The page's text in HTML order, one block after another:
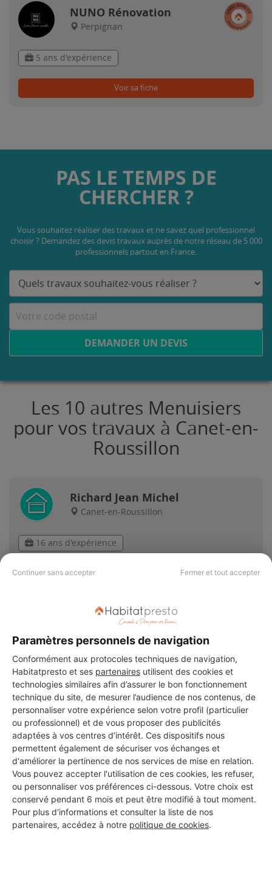
Continuer sans accepter Fermer et tout accepter
Paramètres personnels de navigation
Conformément aux protocoles techniques de navigation,
Habitatpresto et ses partenaires utilisent des cookies et
technologies similaires afin d’assurer le bon fonctionnement
technique du site, de mesurer l’audience de nos contenus, de
personnaliser votre expérience selon votre profil (particulier
ou professionnel) et de vous proposer des publicités
adaptées à vos centres d’intérêt. Ces dispositifs nous
permettent également de sécuriser vos échanges et
d'améliorer la pertinence de nos services de mise en relation.
Vous pouvez accepter l'utilisation de ces cookies, les refuser,
ou personnaliser vos préférences ci-dessous. Votre choix est
conservé pendant 6 mois et peut être modifié à tout moment.
Pour plus d'informations et consulter la liste de nos
partenaires, accédez à notre politique de cookies.
NUNO Rénovation
Perpignan
5 ans d'expérience
Voir sa fiche
PAS LE TEMPS DE
CHERCHER ?
Vous souhaitez réaliser des travaux et ne savez quel professionnel
choisir ? Demandez des devis travaux auprès de notre réseau de 5 000
professionnels partout en France.
DEMANDER UN DEVIS
Les 10 autres Menuisiers
pour vos travaux à Canet-en-
Roussillon
Richard Jean Michel
Canet-en-Roussillon
16 ans d'expérience
castro francisco
Canet-en-Roussillon
9 ans d'expérience
Voir sa fiche
EMG
Canet-en-Roussillon
8 ans d'expérience